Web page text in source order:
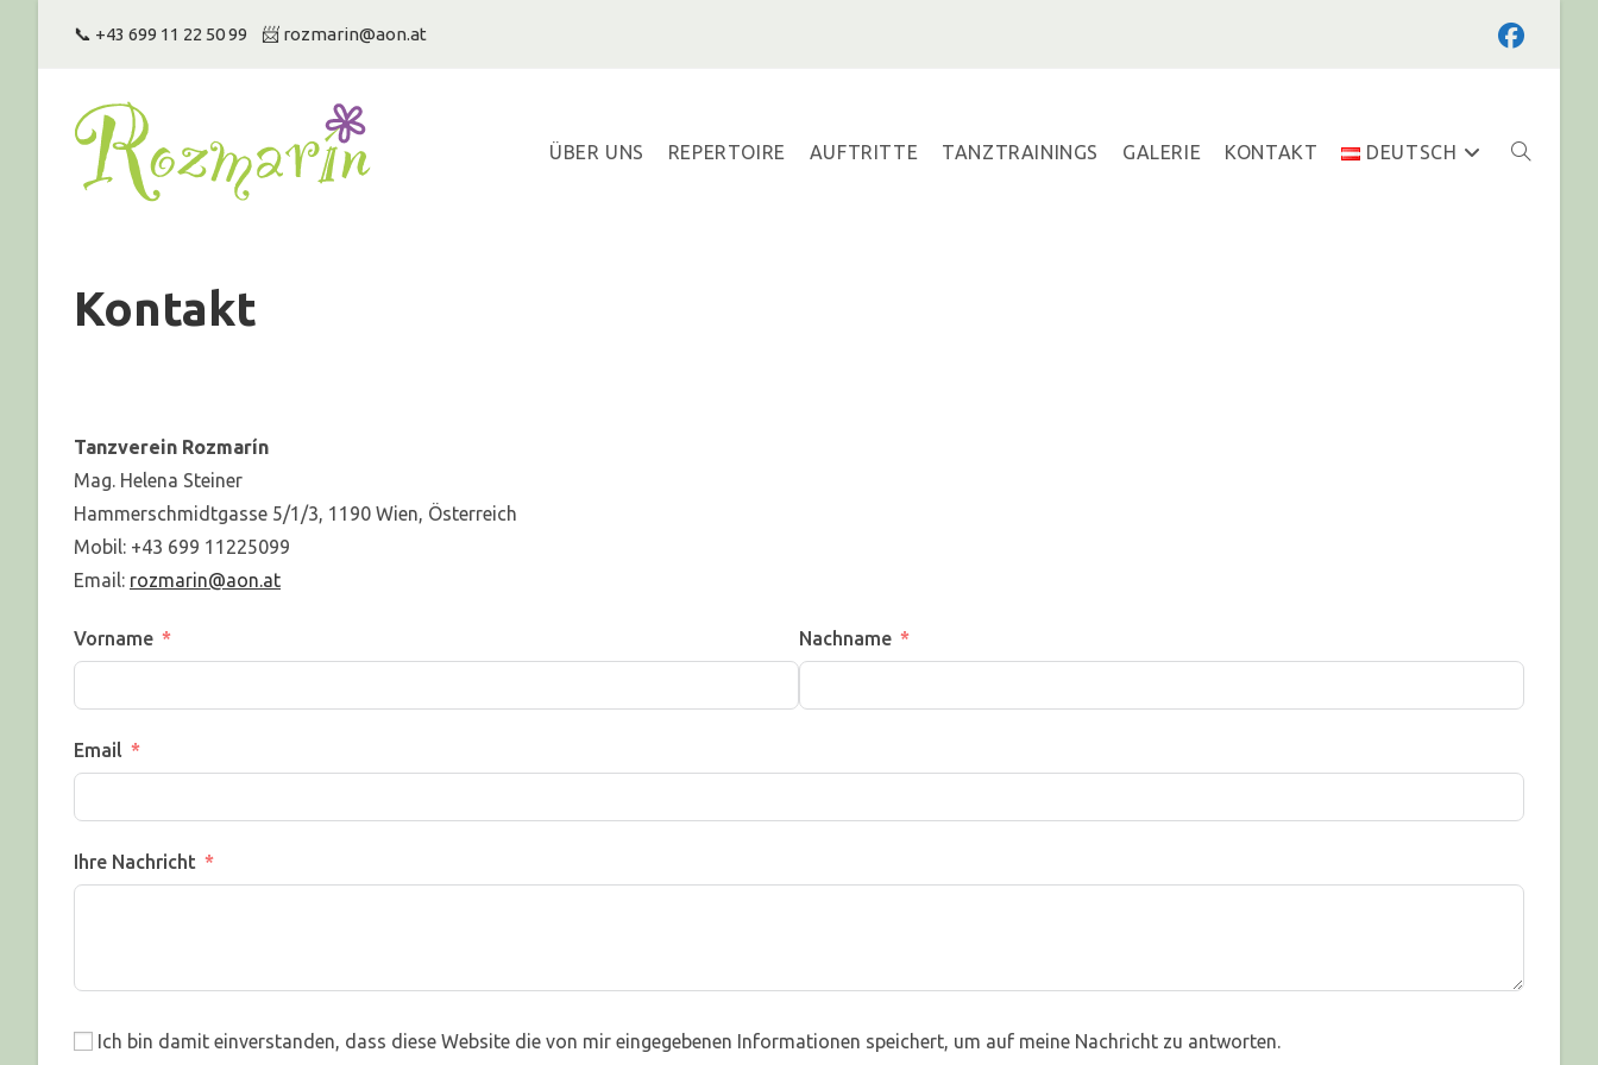
📞 +43 699 11 22 50 99 ‏‏‎ ‎‏‏‎ ‎‏‏‎ ‎‎📨 rozmarin@aon.at
ÜBER UNS REPERTOIRE AUFTRITTE TANZTRAININGS GALERIE KONTAKT DEUTSCH TOGGLE
Kontakt
Tanzverein Rozmarín
Mag. Helena Steiner
Hammerschmidtgasse 5/1/3, 1190 Wien, Österreich
Mobil: +43 699 11225099
Email: rozmarin@aon.at
Vorname Nachname
Email
Ihre Nachricht
Ich bin damit einverstanden, dass diese Website die von mir eingegebenen Informationen speichert, um auf meine Nachricht zu antworten.